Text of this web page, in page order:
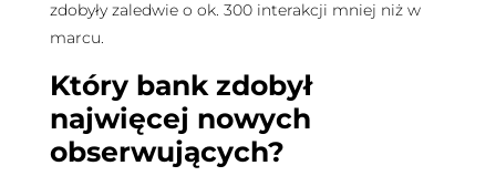
zdobyły zaledwie o ok. 300 interakcji mniej niż w
marcu.
Który bank zdobył
najwięcej nowych
obserwujących?